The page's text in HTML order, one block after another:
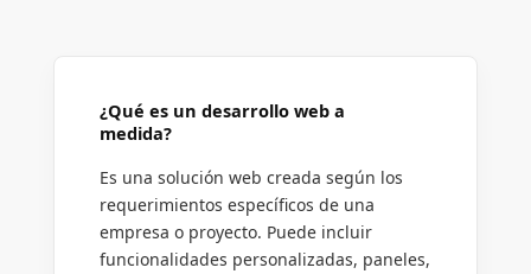
¿Qué es un desarrollo web a
medida?
Es una solución web creada según los
requerimientos específicos de una
empresa o proyecto. Puede incluir
funcionalidades personalizadas, paneles,